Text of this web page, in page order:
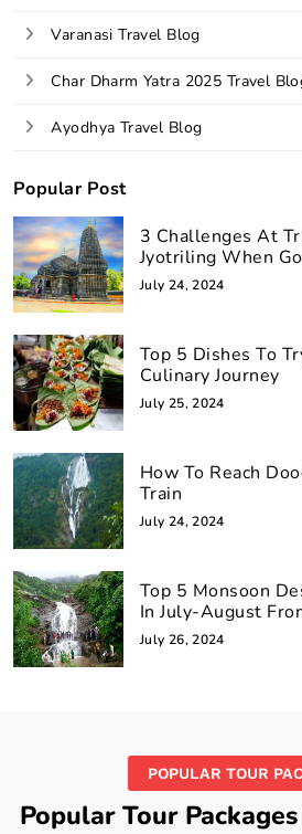
Varanasi Travel Blog
Char Dharm Yatra 2025 Travel
Ayodhya Travel Blog
Popular Post
3 Challenges At
Jyotriling When
July 24, 2024
Top 5 Dishes To
Culinary Journey
July 25, 2024
How To Reach
Train
July 24, 2024
Top 5 Monsoon
In July-August
July 26, 2024
POPULAR TOUR
Popular Tour